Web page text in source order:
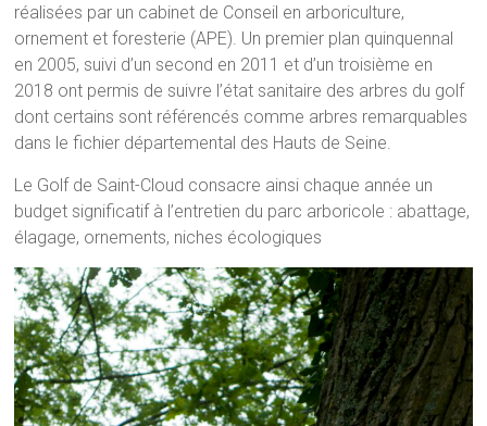
réalisées par un cabinet de Conseil en arboriculture,
ornement et foresterie (APE). Un premier plan quinquennal
en 2005, suivi d’un second en 2011 et d’un troisième en
2018 ont permis de suivre l’état sanitaire des arbres du golf
dont certains sont référencés comme arbres remarquables
dans le fichier départemental des Hauts de Seine.
Le Golf de Saint-Cloud consacre ainsi chaque année un
budget significatif à l’entretien du parc arboricole : abattage,
élagage, ornements, niches écologiques